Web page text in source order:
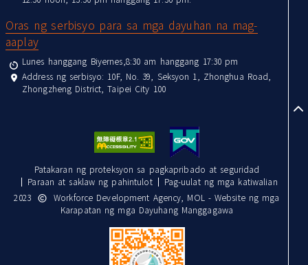
Oras ng serbisyo para sa mga dayuhan na mag-
aaplay
Lunes hanggang Biyernes,8:30 am hanggang 17:30 pm
Address ng serbisyo: 10F, No. 39, Seksyon 1, Zhonghua Road,
Zhongzheng District, Taipei City 100
Patakaran ng proteksyon sa pagkapribado at seguridad
Paraan at saklaw ng pahintulot
Pag-uulat ng mga katiwalian
2023
Workforce Development Agency, MOL - Website ng mga
Karapatan ng mga Dayuhang Manggagawa